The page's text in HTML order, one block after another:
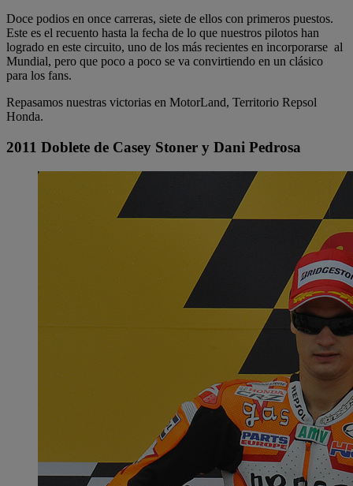
Doce podios en once carreras, siete de ellos con primeros puestos.
Este es el recuento hasta la fecha de lo que nuestros pilotos han
logrado en este circuito, uno de los más recientes en incorporarse al
Mundial, pero que poco a poco se va convirtiendo en un clásico
para los fans.
Repasamos nuestras victorias en MotorLand, Territorio Repsol
Honda.
2011 Doblete de Casey Stoner y Dani Pedrosa